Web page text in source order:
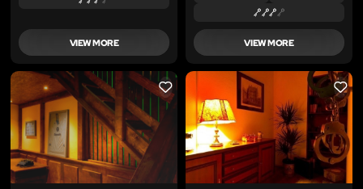
VIEW MORE VIEW MORE
LIKE LIKE